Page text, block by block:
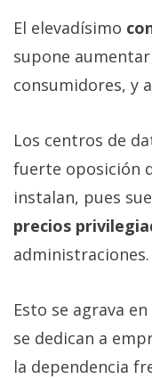
El elevadísimo
supone
consumidores, y
Los centros de
fuerte oposición
instalan, pues
precios
administraciones.
Esto se agrava
se dedican a
la dependencia